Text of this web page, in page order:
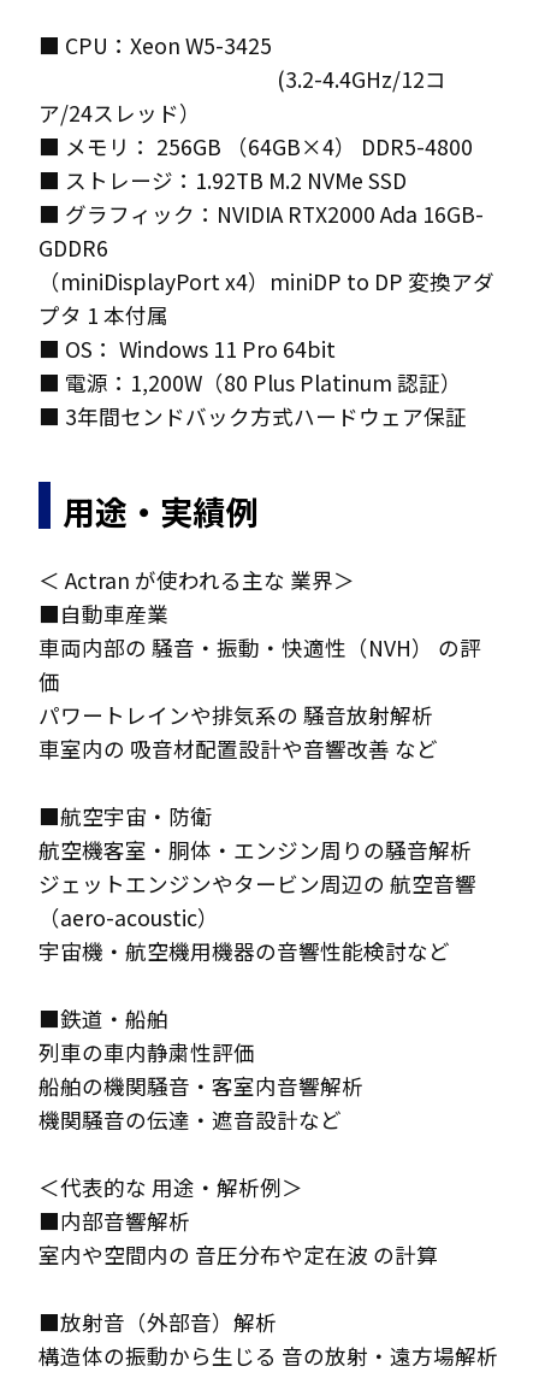
■ CPU：Xeon W5-3425
(3.2-4.4GHz/12コ
ア/24スレッド）
■ メモリ： 256GB （64GB×4） DDR5-4800
■ ストレージ：1.92TB M.2 NVMe SSD
■ グラフィック：NVIDIA RTX2000 Ada 16GB-
GDDR6
（miniDisplayPort x4）miniDP to DP 変換アダ
プタ 1 本付属
■ OS： Windows 11 Pro 64bit
■ 電源：1,200W（80 Plus Platinum 認証）
■ 3年間センドバック方式ハードウェア保証
用途・実績例
＜ Actran が使われる主な 業界＞
■自動車産業
車両内部の 騒音・振動・快適性（NVH） の評
価
パワートレインや排気系の 騒音放射解析
車室内の 吸音材配置設計や音響改善 など
■航空宇宙・防衛
航空機客室・胴体・エンジン周りの騒音解析
ジェットエンジンやタービン周辺の 航空音響
（aero-acoustic）
宇宙機・航空機用機器の音響性能検討など
■鉄道・船舶
列車の車内静粛性評価
船舶の機関騒音・客室内音響解析
機関騒音の伝達・遮音設計など
＜代表的な 用途・解析例＞
■内部音響解析
室内や空間内の 音圧分布や定在波 の計算
■放射音（外部音）解析
構造体の振動から生じる 音の放射・遠方場解析